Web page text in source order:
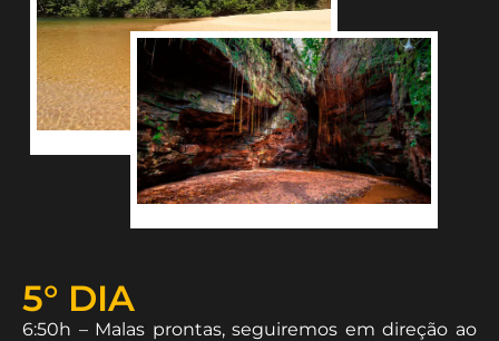
5° DIA
6:50h – Malas prontas, seguiremos em direção ao